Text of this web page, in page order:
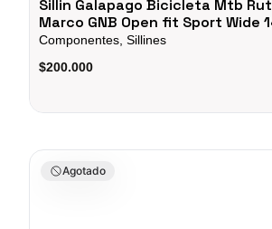
Sillin Galapago Bicicleta Mtb
Marco GNB Open fit Sport Wide
Componentes, Sillines
$200.000
Sillin Galapago Bicicleta Mtb Ruta Selle
Agotado